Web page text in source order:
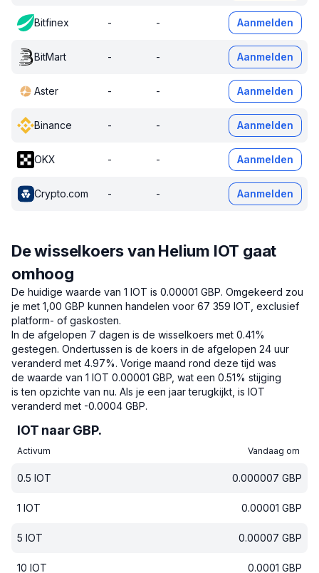
Bitfinex - - Aanmelden
BitMart - - Aanmelden
Aster - - Aanmelden
Binance - - Aanmelden
OKX - - Aanmelden
Crypto.com - - Aanmelden
De wisselkoers van Helium IOT gaat
omhoog
De huidige waarde van 1 IOT is 0.00001 GBP. Omgekeerd zou
je met 1,00 GBP kunnen handelen voor 67 359 IOT, exclusief
platform- of gaskosten.
In de afgelopen 7 dagen is de wisselkoers met 0.41%
gestegen. Ondertussen is de koers in de afgelopen 24 uur
veranderd met 4.97%. Vorige maand rond deze tijd was
de waarde van 1 IOT 0.00001 GBP, wat een 0.51% stijging
is ten opzichte van nu. Als je een jaar terugkijkt, is IOT
veranderd met -0.0004 GBP.
IOT naar GBP.
Activum Vandaag om
0.5 IOT 0.000007 GBP
1 IOT 0.00001 GBP
5 IOT 0.00007 GBP
10 IOT 0.0001 GBP